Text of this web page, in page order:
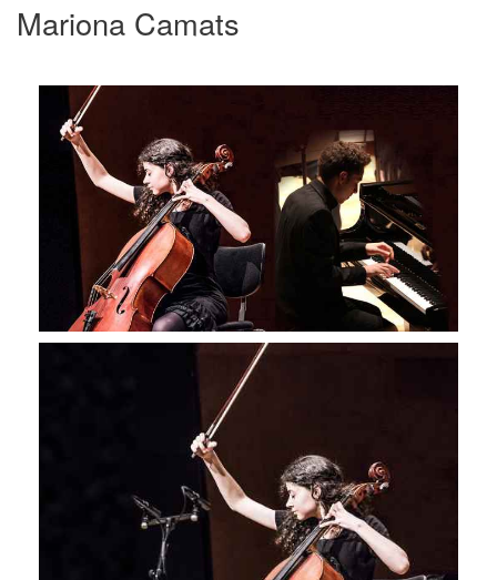
Mariona Camats